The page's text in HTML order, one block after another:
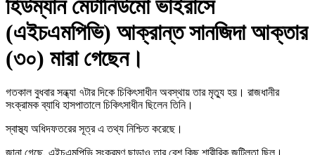
হিউম্যান মেটানিউমো ভাইরাসে
(এইচএমপিভি) আক্রান্ত সানজিদা আক্তার
(৩০) মারা গেছেন।
গতকাল বুধবার সন্ধ্যা ৭টার দিকে চিকিৎসাধীন অবস্থায় তার মৃত্যু হয়। রাজধানীর
সংক্রামক ব্যাধি হাসপাতালে চিকিৎসাধীন ছিলেন তিনি।
স্বাস্থ্য অধিদফতরের সূত্র এ তথ্য নিশ্চিত করেছে।
জানা গেছে, এইচএমপিভি সংক্রমণ ছাড়াও তার বেশ কিছু শারীরিক জটিলতা ছিল।